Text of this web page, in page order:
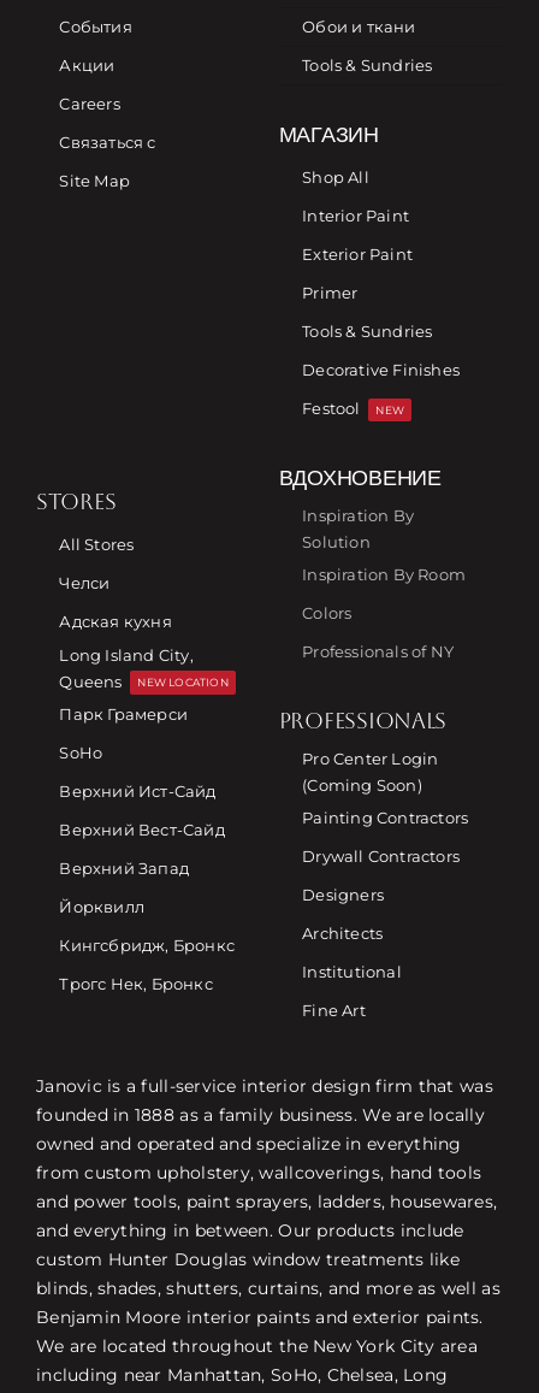
События
Акции
Careers
Связаться с
Site Map
Обои и ткани
Tools & Sundries
МАГАЗИН
Shop All
Interior Paint
Exterior Paint
Primer
Tools & Sundries
Decorative Finishes
Festool
NEW
STORES
All Stores
Челси
Адская кухня
Long Island City,
Queens
NEW LOCATION
Парк Грамерси
SoHo
Верхний Ист-Сайд
Верхний Вест-Сайд
Верхний Запад
Йорквилл
Кингсбридж, Бронкс
Трогс Нек, Бронкс
ВДОХНОВЕНИЕ
Inspiration By
Solution
Inspiration By Room
Colors
Professionals of NY
PROFESSIONALS
Pro Center Login
(Coming Soon)
Painting Contractors
Drywall Contractors
Designers
Architects
Institutional
Fine Art
Janovic is a full-service interior design firm that was
founded in 1888 as a family business. We are locally
owned and operated and specialize in everything
from custom upholstery, wallcoverings, hand tools
and power tools, paint sprayers, ladders, housewares,
and everything in between. Our products include
custom Hunter Douglas window treatments like
blinds, shades, shutters, curtains, and more as well as
Benjamin Moore interior paints and exterior paints.
We are located throughout the New York City area
including near Manhattan, SoHo, Chelsea, Long